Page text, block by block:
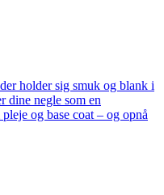
holder sig smuk og blank i
dine negle som en
og base coat – og opnå